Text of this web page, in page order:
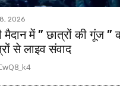
2026
में ” छात्रों की गूंज ”
से लाइव संवाद